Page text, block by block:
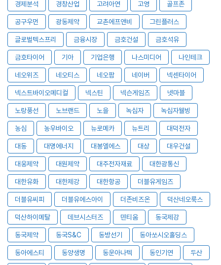
경제분석 경창산업 고려아연 고영 골프존
공구우먼 광동제약 교촌에프앤비 그린플러스
글로벌텍스프리 금융시장 금호건설 금호석유
금호타이어 기아 기업은행 나스미디어 나인테크
네오위즈 네오티스 네오팜 네이버 넥센타이어
넥스트바이오메디컬 넥스틴 넥슨게임즈 넷마블
노랑풍선 노브랜드 노을 녹십자 녹십자웰빙
농심 농우바이오 뉴로메카 뉴트리 대덕전자
대동 대명에너지 대봉엘에스 대상 대우건설
대웅제약 대원제약 대주전자재료 대한광통신
대한유화 대한제강 대한항공 더블유게임즈
더블유씨피 더블유에스아이 더존비즈온 덕산네오룩스
덕산하이메탈 데브시스터즈 덴티움 동국제강
동국제약 동국S&C 동방선기 동아쏘시오홀딩스
동아에스티 동양생명 동운아나텍 동인기연 두산